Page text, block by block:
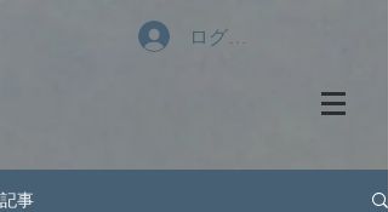
ログイン
記事